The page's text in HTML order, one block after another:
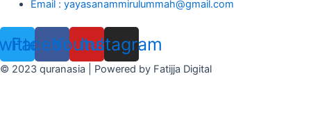
Email : yayasanammirulummah@gmail.com
Facebook
Youtube
Instagram
© 2023 quranasia | Powered by Fatijja Digital